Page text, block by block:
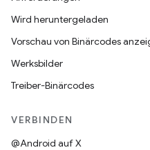
Wird heruntergeladen
Vorschau von Binärcodes
Werksbilder
Treiber-Binärcodes
VERBINDEN
@Android auf X